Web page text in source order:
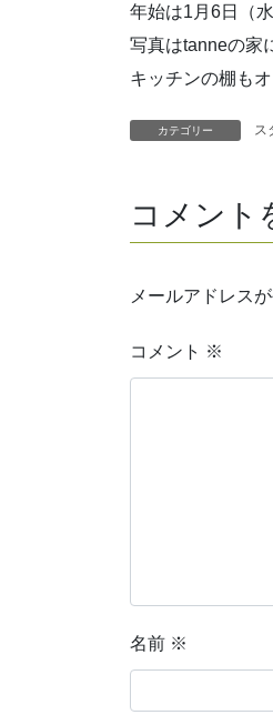
年始は1月6日（
写真はtanneの家
キッチンの棚も
カテゴリー ス
コメント
メールアドレス
コメント ※
名前 ※